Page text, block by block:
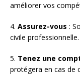
améliorer vos
4. Assurez-vous :
civile professionnelle.
5. Tenez une
protégera en cas de